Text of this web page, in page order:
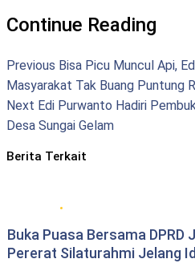
Continue Reading
Previous Bisa Picu Muncul Api,
Masyarakat Tak Buang Puntung
Next Edi Purwanto Hadiri
Desa Sungai Gelam
Berita Terkait
Buka Puasa Bersama
Pererat Silaturahmi Jelang